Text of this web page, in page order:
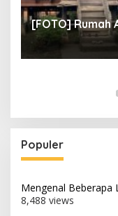
[FOTO] Rumah
Populer
Mengenal Beberapa
8,488 views